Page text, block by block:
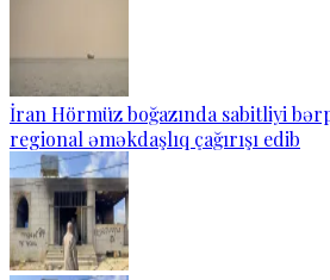
İran Hörmüz boğazında sabitliyi
regional əməkdaşlıq çağırışı edib